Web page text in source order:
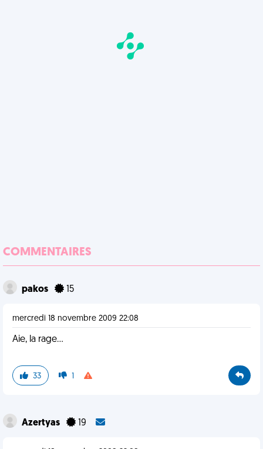
COMMENTAIRES
pakos 15
mercredi 18 novembre 2009 22:08
Aie, la rage...
33 1
Azertyas 19